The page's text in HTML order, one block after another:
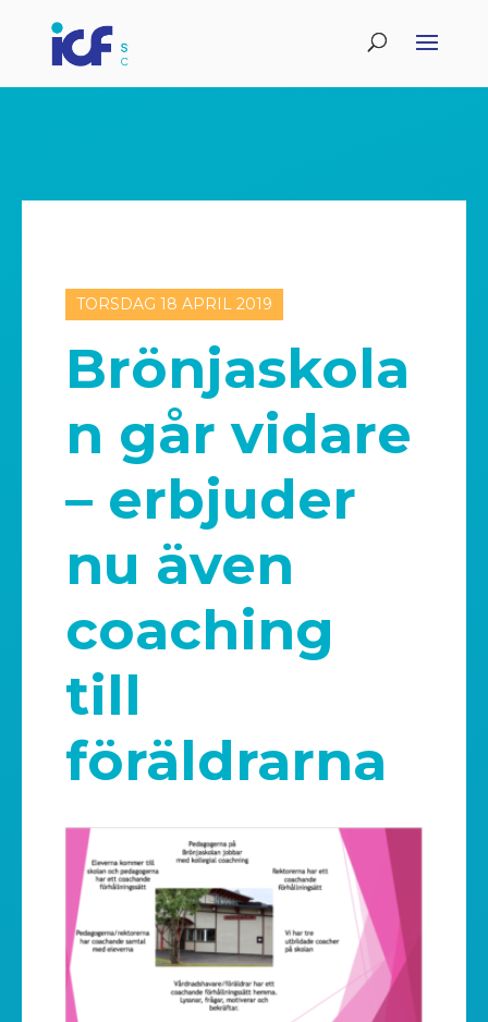
TORSDAG 18 APRIL 2019
Brönjaskola
n går vidare
– erbjuder
nu även
coaching
till
föräldrarna